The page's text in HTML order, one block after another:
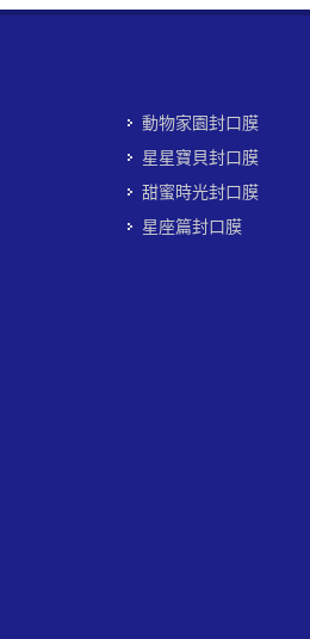
動物家園封口膜
星星寶貝封口膜
甜蜜時光封口膜
星座篇封口膜